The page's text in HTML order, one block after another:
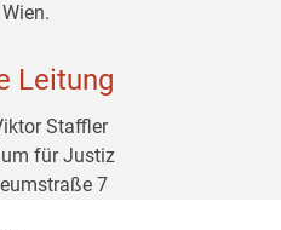
Leitung
Staffler
für Justiz
7